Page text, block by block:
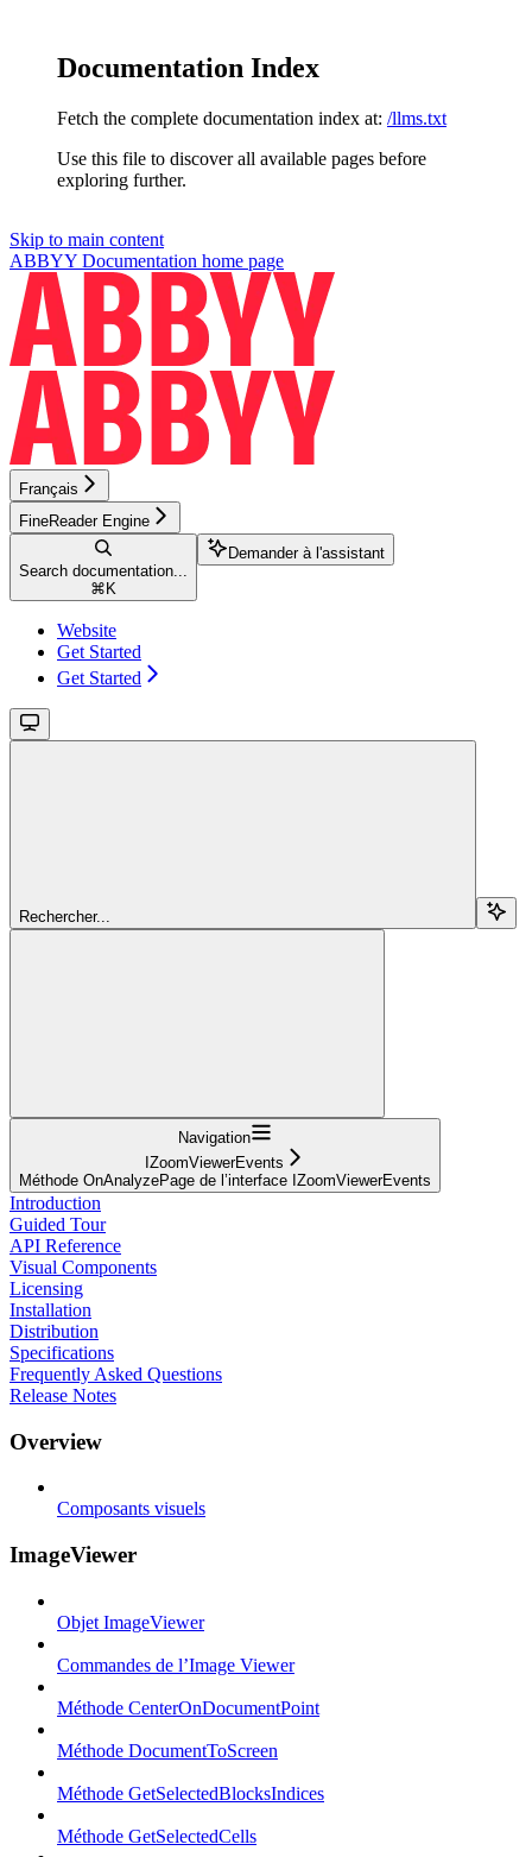
Documentation Index
Fetch the complete documentation index at: /llms.txt
Use this file to discover all available pages before
exploring further.
Skip to main content
ABBYY Documentation home page
Français
FineReader Engine
Search documentation...
⌘ K
Demander à l'assistant
Website
Get Started
Get Started
Rechercher...
Navigation
IZoomViewerEvents
Méthode OnAnalyzePage de l’interface IZoomViewerEvents
Introduction
Guided Tour
API Reference
Visual Components
Licensing
Installation
Distribution
Specifications
Frequently Asked Questions
Release Notes
Overview
Composants visuels
ImageViewer
Objet ImageViewer
Commandes de l’Image Viewer
Méthode CenterOnDocumentPoint
Méthode DocumentToScreen
Méthode GetSelectedBlocksIndices
Méthode GetSelectedCells